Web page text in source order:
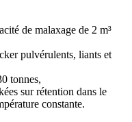
de malaxage de 2 m³
pulvérulents, liants et
tonnes,
sur rétention dans le
constante.